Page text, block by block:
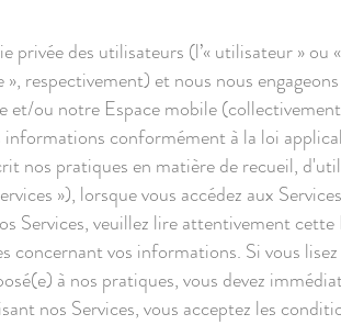
privée des utilisateurs (l’« utilisateur »
», respectivement) et nous nous
et/ou notre Espace mobile
conformément à la loi
nos pratiques en matière de recueil,
»), lorsque vous accédez aux
Services, veuillez lire attentivement
concernant vos informations. Si vous
à nos pratiques, vous devez
nos Services, vous acceptez les